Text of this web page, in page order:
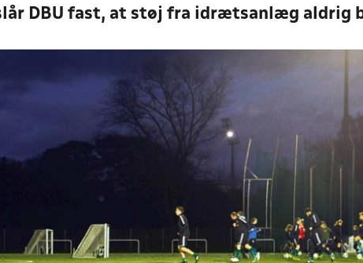
DBU fast, at støj fra idrætsanlæg aldrig